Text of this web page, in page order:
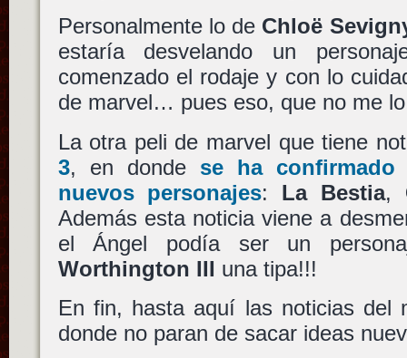
Personalmente lo de Chloë
estaría desvelando un
comenzado el rodaje y con lo
de marvel… pues eso, que no me
La otra peli de marvel que tiene
3, en donde se ha
nuevos personajes: La Bestia,
Además esta noticia viene a
el Ángel podía ser un
Worthington III una tipa!!!
En fin, hasta aquí las noticias del
donde no paran de sacar ideas